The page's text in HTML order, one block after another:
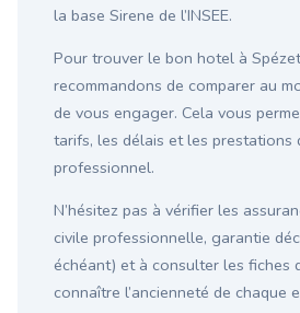
la base Sirene de l’INSEE.
Pour trouver le bon hotel à
recommandons de comparer au
de vous engager. Cela vous
tarifs, les délais et les prestations
professionnel.
N’hésitez pas à vérifier les
civile professionnelle, garantie
échéant) et à consulter les fiches
connaître l’ancienneté de chaque